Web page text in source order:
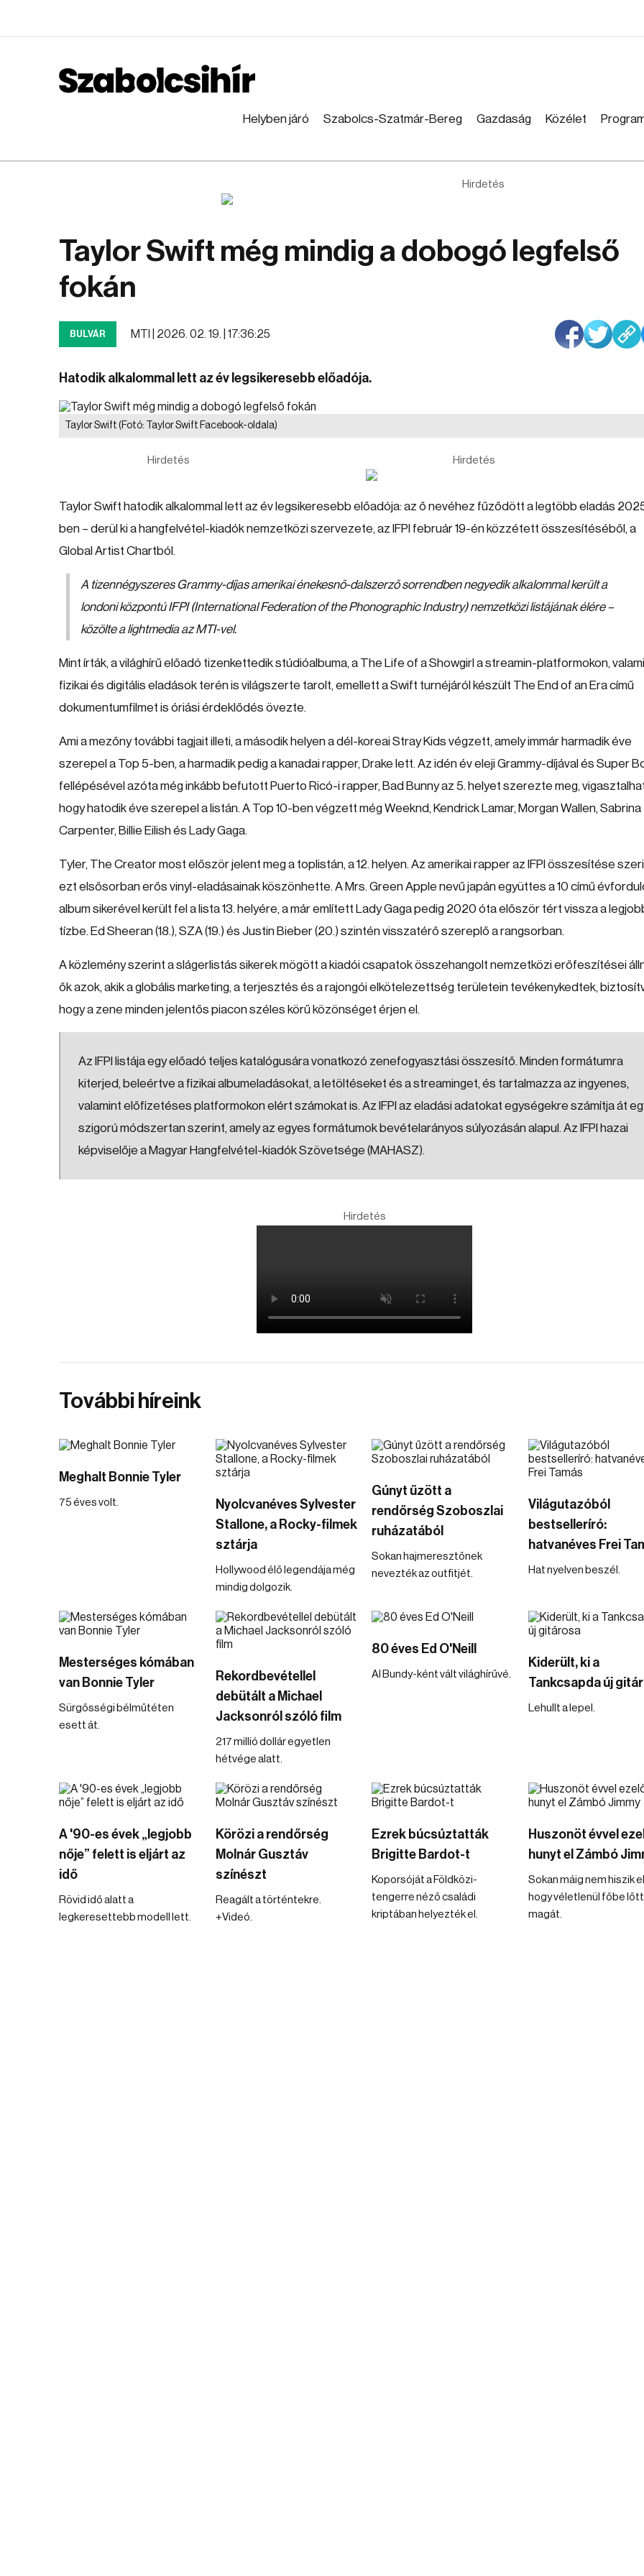
Helyben járó Szabolcs-Szatmár-Bereg Gazdaság Közélet
Hirdetés
Taylor Swift még mindig a dobogó legfelső
fokán
BULVÁR MTI | 2026. 02. 19. | 17:36:25
Hatodik alkalommal lett az év legsikeresebb előadója.
Taylor Swift (Fotó: Taylor Swift Facebook-oldala)
Hirdetés Hirdetés
Taylor Swift hatodik alkalommal lett az év legsikeresebb előadója: az ő nevéhez fűződött a legtöbb eladás
ben – derül ki a hangfelvétel-kiadók nemzetközi szervezete, az IFPI február 19-én közzétett összesítéséből, a
Global Artist Chartból.
A tizennégyszeres Grammy-díjas amerikai énekesnő-dalszerző sorrendben negyedik alkalommal került a
londoni központú IFPI (International Federation of the Phonographic Industry) nemzetközi listájának élére –
közölte a lightmedia az MTI-vel.
Mint írták, a világhírű előadó tizenkettedik stúdióalbuma, a The Life of a Showgirl a streamin-platformokon,
fizikai és digitális eladások terén is világszerte tarolt, emellett a Swift turnéjáról készült The End of an Era című
dokumentumfilmet is óriási érdeklődés övezte.
Ami a mezőny további tagjait illeti, a második helyen a dél-koreai Stray Kids végzett, amely immár harmadik éve
szerepel a Top 5-ben, a harmadik pedig a kanadai rapper, Drake lett. Az idén év eleji Grammy-díjával és Super
fellépésével azóta még inkább befutott Puerto Ricó-i rapper, Bad Bunny az 5. helyet szerezte meg,
hogy hatodik éve szerepel a listán. A Top 10-ben végzett még Weeknd, Kendrick Lamar, Morgan Wallen, Sabrina
Carpenter, Billie Eilish és Lady Gaga.
Tyler, The Creator most először jelent meg a toplistán, a 12. helyen. Az amerikai rapper az IFPI összesítése
ezt elsősorban erős vinyl-eladásainak köszönhette. A Mrs. Green Apple nevű japán együttes a 10 című
album sikerével került fel a lista 13. helyére, a már említett Lady Gaga pedig 2020 óta először tért vissza a
tízbe. Ed Sheeran (18.), SZA (19.) és Justin Bieber (20.) szintén visszatérő szereplő a rangsorban.
A közlemény szerint a slágerlistás sikerek mögött a kiadói csapatok összehangolt nemzetközi erőfeszítései
ők azok, akik a globális marketing, a terjesztés és a rajongói elkötelezettség területein tevékenykedtek,
hogy a zene minden jelentős piacon széles körű közönséget érjen el.
Az IFPI listája egy előadó teljes katalógusára vonatkozó zenefogyasztási összesítő. Minden formátumra
kiterjed, beleértve a fizikai albumeladásokat, a letöltéseket és a streaminget, és tartalmazza az ingyenes,
valamint előfizetéses platformokon elért számokat is. Az IFPI az eladási adatokat egységekre számítja át
szigorú módszertan szerint, amely az egyes formátumok bevételarányos súlyozásán alapul. Az IFPI hazai
képviselője a Magyar Hangfelvétel-kiadók Szövetsége (MAHASZ).
Hirdetés
További híreink
Meghalt Bonnie Tyler
75 éves volt.
Nyolcvanéves Sylvester
Stallone, a Rocky-filmek
sztárja
Hollywood élő legendája még
mindig dolgozik.
Gúnyt űzött a
rendőrség Szoboszlai
ruházatából
Sokan hajmeresztőnek
nevezték az outfitjét.
Világutazóból
bestselleríró:
hatvanéves Frei
Hat nyelven beszél.
Mesterséges kómában
van Bonnie Tyler
Sürgősségi bélműtéten
esett át.
Rekordbevétellel
debütált a Michael
Jacksonról szóló film
217 millió dollár egyetlen
hétvége alatt.
80 éves Ed O'Neill
Al Bundy-ként vált világhírűvé.
Kiderült, ki a
Tankcsapda új
Lehullt a lepel.
A '90-es évek „legjobb
nője” felett is eljárt az
idő
Rövid idő alatt a
legkeresettebb modell lett.
Körözi a rendőrség
Molnár Gusztáv
színészt
Reagált a történtekre.
+Videó.
Ezrek búcsúztatták
Brigitte Bardot-t
Koporsóját a Földközi-
tengerre néző családi
kriptában helyezték el.
Huszonöt évvel
hunyt el Zámbó
Sokan máig nem hiszik
hogy véletlenül főbe
magát.